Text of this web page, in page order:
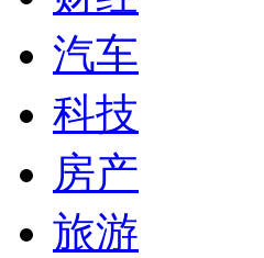
汽车
科技
房产
旅游